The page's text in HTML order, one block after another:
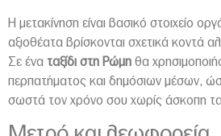
Η μετακίνηση είναι βασικό στοιχείο
αξιοθέατα βρίσκονται σχετικά κοντά
Σε ένα ταξίδι στη Ρώμη θα
περπατήματος και δημόσιων μέσων,
σωστά τον χρόνο σου χωρίς άσκοπη